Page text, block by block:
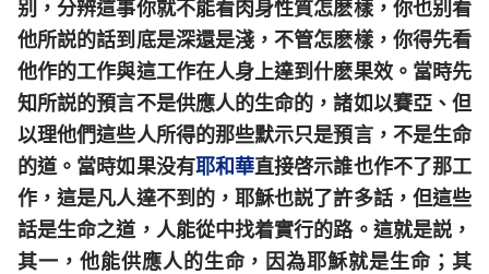
别，分辨這事你就不能看肉身性質怎麽樣，你也别看
他所説的話到底是深還是淺，不管怎麽樣，你得先看
他作的工作與這工作在人身上達到什麽果效。當時先
知所説的預言不是供應人的生命的，諸如以賽亞、但
以理他們這些人所得的那些默示只是預言，不是生命
的道。當時如果没有耶和華直接啓示誰也作不了那工
作，這是凡人達不到的，耶穌也説了許多話，但這些
話是生命之道，人能從中找着實行的路。這就是説，
其一，他能供應人的生命，因為耶穌就是生命；其